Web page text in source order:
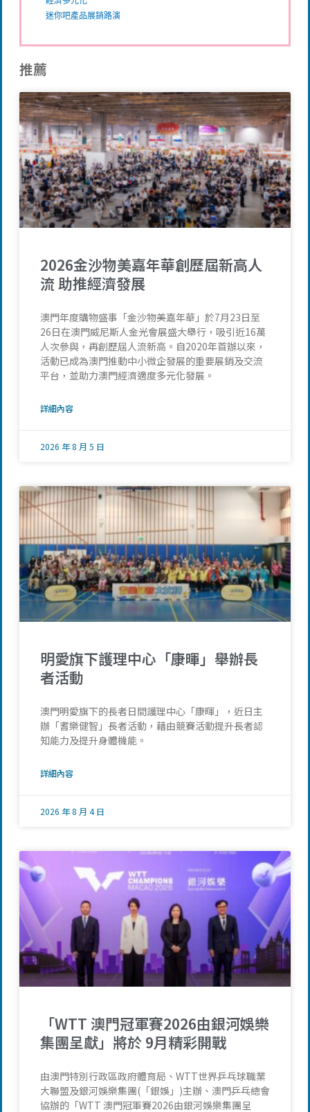
迷你吧產品展銷路演
推薦
2026金沙物美嘉年華創歷屆新高人
流 助推經濟發展
澳門年度購物盛事「金沙物美嘉年華」於7月23日至
26日在澳門威尼斯人金光會展盛大舉行，吸引近16萬
人次參與，再創歷屆人流新高。自2020年首辦以來，
活動已成為澳門推動中小微企發展的重要展銷及交流
平台，並助力澳門經濟適度多元化發展。
詳細內容
2026 年 8 月 5 日
明愛旗下護理中心「康暉」舉辦長
者活動
澳門明愛旗下的長者日間護理中心「康暉」，近日主
辦「耆樂健智」長者活動，藉由競賽活動提升長者認
知能力及提升身體機能。
詳細內容
2026 年 8 月 4 日
「WTT 澳門冠軍賽2026由銀河娛樂
集團呈獻」將於 9月精彩開戰
由澳門特別行政區政府體育局、WTT世界乒乓球職業
大聯盟及銀河娛樂集團(「銀娛」)主辦、澳門乒乓總會
協辦的「WTT 澳門冠軍賽2026由銀河娛樂集團呈